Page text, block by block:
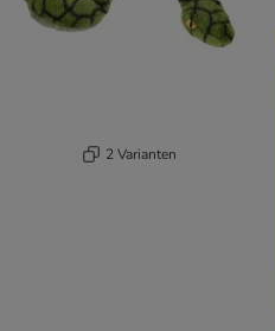
2 Varianten